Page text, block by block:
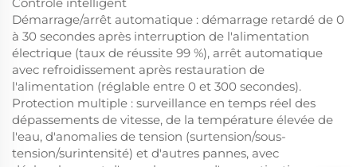
Démarrage/arrêt automatique : démarrage retardé de 0
à 30 secondes après interruption de l'alimentation
électrique (taux de réussite 99 %), arrêt automatique
avec refroidissement après restauration de
l'alimentation (réglable entre 0 et 300 secondes).
Protection multiple : surveillance en temps réel des
dépassements de vitesse, de la température élevée de
l'eau, d'anomalies de tension (surtension/sous-
tension/surintensité) et d'autres pannes, avec